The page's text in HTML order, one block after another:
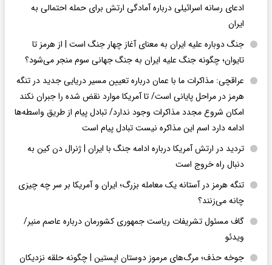
ادعای رسانه اسرائیلی درباره آمادگی ارتش برای حمله احتمالی به
ایران
جنگ دوباره علیه ایران به معنای آغاز چهار جنگ است | از هرمز تا
تایوان؛ چگونه جنگ علیه ایران به جنگ جهانی سوم منجر می‌شود؟
عراقچی: مذاکرات ما با عمان درباره تعیین مسیر دریایی جدید در تنگه
هرمز در مراحل پایانی است/ تا آمریکا موارد نقض شده را جبران نکند
امکان شروع مجدد مذاکرات وجود ندارد/ تبادل پیام از طریق واسطه‌ها
ادامه دارد اسم این مذاکره نیست تبادل پیام است
تردید در ارتش آمریکا درباره ادامه جنگ با ایران | ژنرال دن کین به
دنبال راه خروج است
تنگه هرمز در آستانه یک معامله بزرگ؛ ایران و آمریکا بر سر چه چیزی
چانه می‌زنند؟
گاف مسئول تشریفات ریاست جمهوری کشورمان درباره عاصم منیر/
ویدئو
جوخه حذف؛ مرگ‌های مرموز دوستان اپستین | چگونه حلقه نزدیکان